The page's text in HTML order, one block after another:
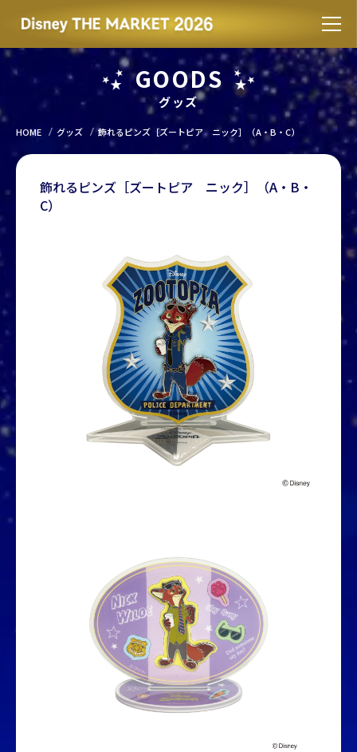
GOODS
グッズ
HOME グッズ 飾れるピンズ［ズートピア ニック］（A・B・C）
飾れるピンズ［ズートピア ニック］（A・B・
C）